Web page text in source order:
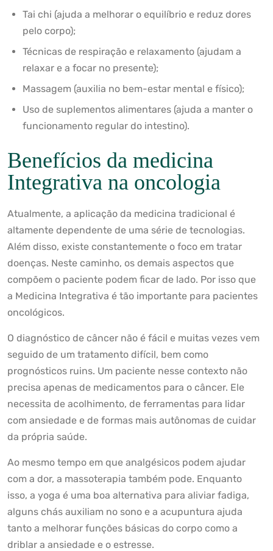
Tai chi (ajuda a melhorar o equilíbrio e reduz dores
pelo corpo);
Técnicas de respiração e relaxamento (ajudam a
relaxar e a focar no presente);
Massagem (auxilia no bem-estar mental e físico);
Uso de suplementos alimentares (ajuda a manter o
funcionamento regular do intestino).
Benefícios da medicina
Integrativa na oncologia
Atualmente, a aplicação da medicina tradicional é
altamente dependente de uma série de tecnologias.
Além disso, existe constantemente o foco em tratar
doenças. Neste caminho, os demais aspectos que
compõem o paciente podem ficar de lado. Por isso que
a Medicina Integrativa é tão importante para pacientes
oncológicos.
O diagnóstico de câncer não é fácil e muitas vezes vem
seguido de um tratamento difícil, bem como
prognósticos ruins. Um paciente nesse contexto não
precisa apenas de medicamentos para o câncer. Ele
necessita de acolhimento, de ferramentas para lidar
com ansiedade e de formas mais autônomas de cuidar
da própria saúde.
Ao mesmo tempo em que analgésicos podem ajudar
com a dor, a massoterapia também pode. Enquanto
isso, a yoga é uma boa alternativa para aliviar fadiga,
alguns chás auxiliam no sono e a acupuntura ajuda
tanto a melhorar funções básicas do corpo como a
driblar a ansiedade e o estresse.